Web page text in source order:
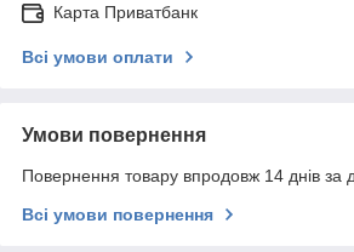
Карта Приватбанк
Всі умови оплати
Умови повернення
Повернення товару впродовж 14 днів за
Всі умови повернення